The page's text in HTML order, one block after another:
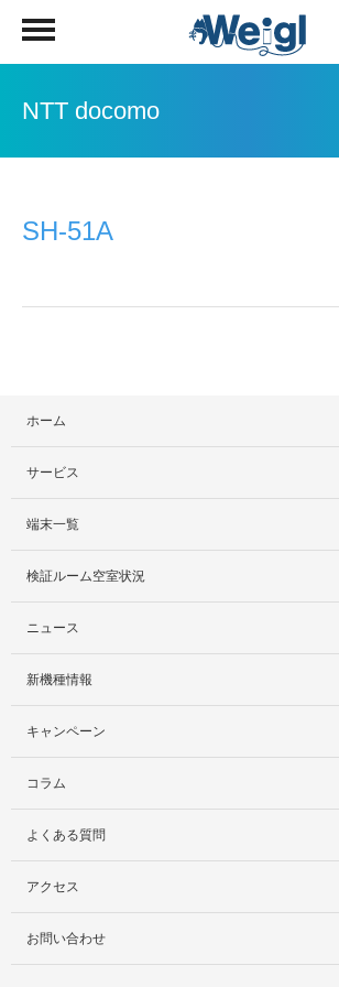
NTT docomo
SH-51A
ホーム
サービス
サービス紹介
社外貸出プラン
検証ルーム
料金プラン
レンタルルームプラン
お手軽検証パック
端末一覧
検証ルーム空室状況
ニュース
新機種情報
キャンペーン
コラム
よくある質問
アクセス
お問い合わせ